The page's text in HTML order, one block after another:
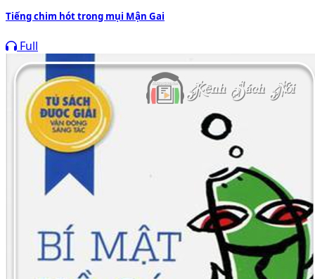
Tiếng chim hót trong mụi Mận Gai
Full